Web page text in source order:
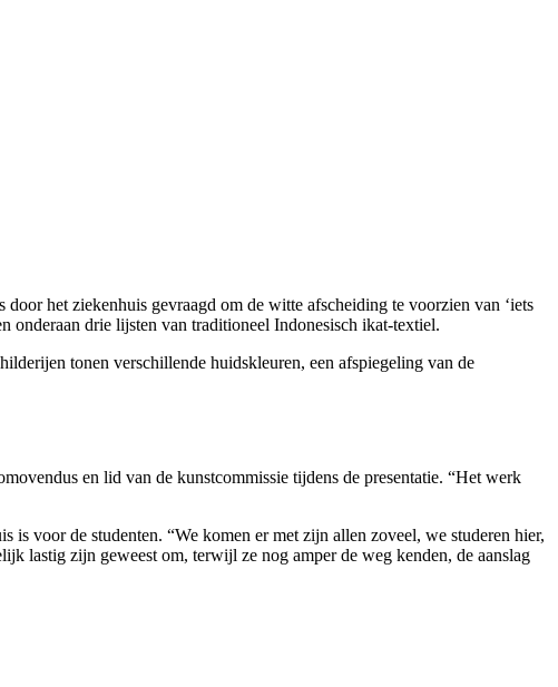
het ziekenhuis gevraagd om de witte afscheiding te voorzien van ‘iets
onderaan drie lijsten van traditioneel Indonesisch ikat-textiel.
tonen verschillende huidskleuren, een afspiegeling van de
en lid van de kunstcommissie tijdens de presentatie. “Het werk
voor de studenten. “We komen er met zijn allen zoveel, we studeren hier,
lastig zijn geweest om, terwijl ze nog amper de weg kenden, de aanslag